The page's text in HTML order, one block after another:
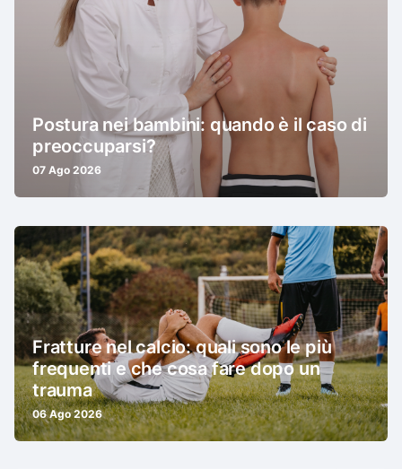
Postura nei bambini: quando è il caso di
preoccuparsi?
07 Ago 2026
Fratture nel calcio: quali sono le più
frequenti e che cosa fare dopo un
trauma
06 Ago 2026